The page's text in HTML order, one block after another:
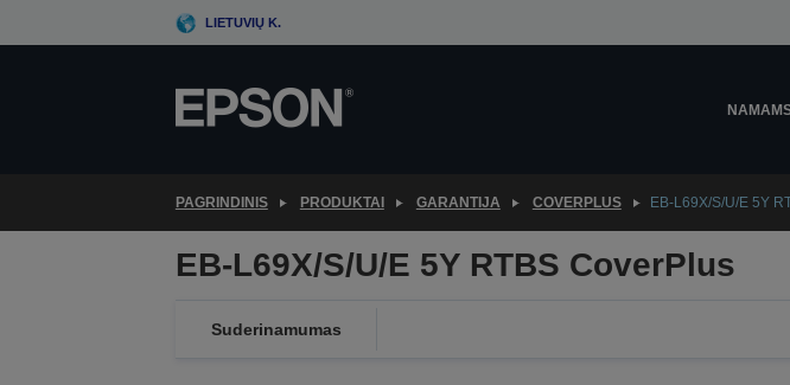
to
LIETUVIŲ K.
PAGRINDINIS PRODUKTAI GARANTIJA COVERPLUS EB-L69X/S/U/E 5Y
EB-L69X/S/U/E 5Y RTBS CoverPlus
Suderinamumas